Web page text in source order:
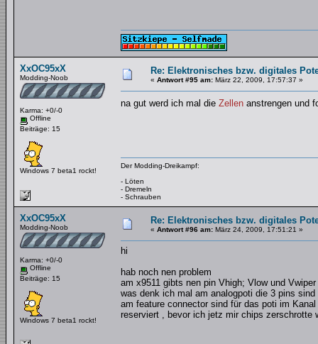
XxOC95xX
Modding-Noob
Karma: +0/-0
Offline
Beiträge: 15
Windows 7 beta1 rockt!
Re: Elektronisches bzw. digitales
« Antwort #95 am: März 22, 2009, 17:57:37 »
na gut werd ich mal die Zellen anstrengen und
Der Modding-Dreikampf:
- Löten
- Dremeln
- Schrauben
XxOC95xX
Modding-Noob
Karma: +0/-0
Offline
Beiträge: 15
Windows 7 beta1 rockt!
Re: Elektronisches bzw. digitales
« Antwort #96 am: März 24, 2009, 17:51:21 »
hi
hab noch nen problem
am x9511 gibts nen pin Vhigh; Vlow und Vwiper
was denk ich mal am analogpoti die 3 pins sind
am feature connector sind für das poti im
reserviert , bevor ich jetz mir chips